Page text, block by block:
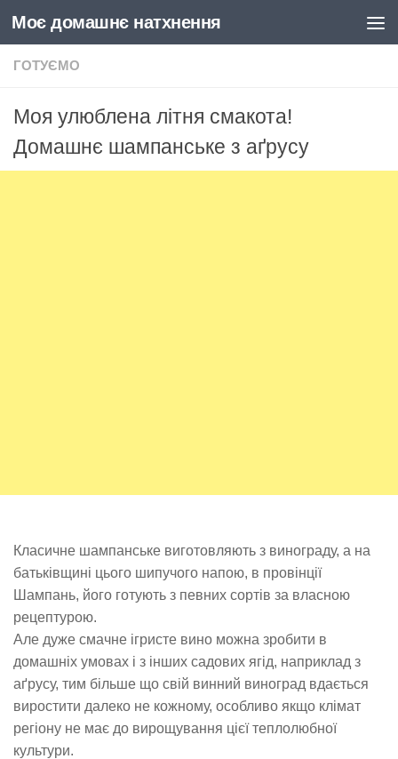
Skip to content
Моє домашнє натхнення
ГОТУЄМО
Моя улюблена літня смакота!
Домашнє шампанське з аґрусу
Класичне шампанське виготовляють з винограду, а на
батьківщині цього шипучого напою, в провінції
Шампань, його готують з певних сортів за власною
рецептурою.
Але дуже смачне ігристе вино можна зробити в
домашніх умовах і з інших садових ягід, наприклад з
аґрусу, тим більше що свій винний виноград вдається
виростити далеко не кожному, особливо якщо клімат
регіону не має до вирощування цієї теплолюбної
культури.